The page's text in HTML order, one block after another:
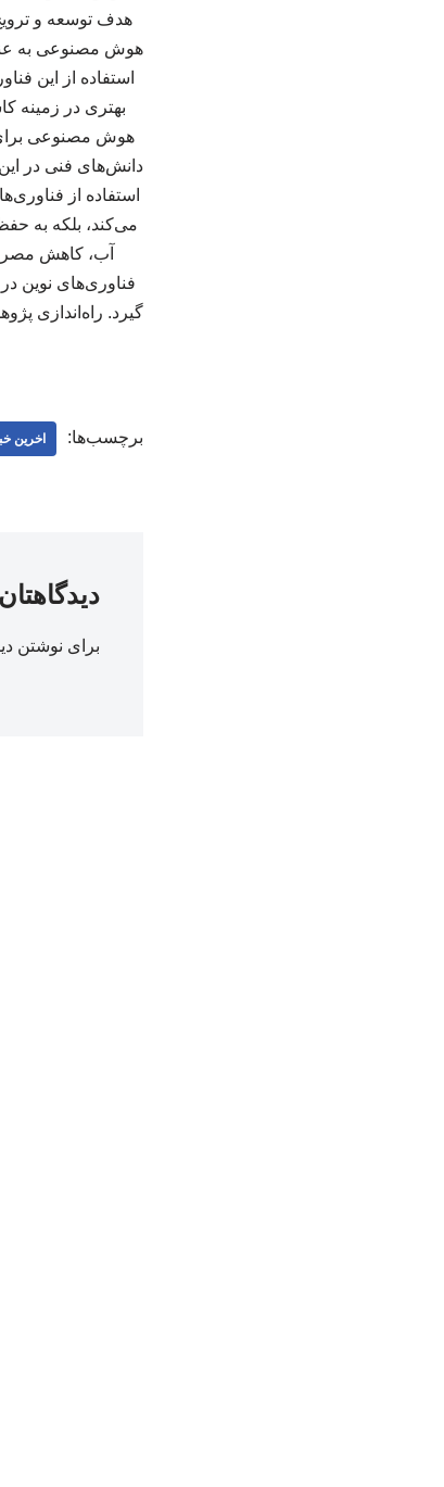
هدف توسعه و
هوش مصنوعی به
استفاده از این
بهتری در
هوش مصنوعی برای
دانش‌های فنی در
استفاده از
می‌کند، بلکه به
آب، کاهش
فناوری‌های نوین
گیرد. راه‌اندازی
برچسب‌ها: اخرین
برای نوشتن